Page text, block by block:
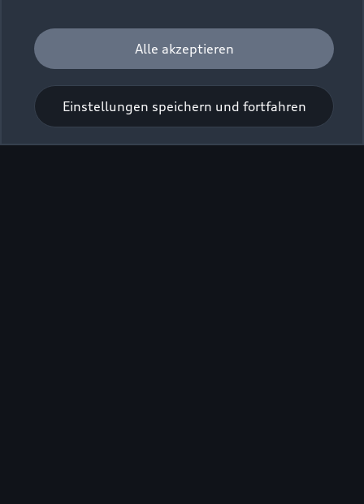
Alle akzeptieren
Einstellungen speichern und fortfahren